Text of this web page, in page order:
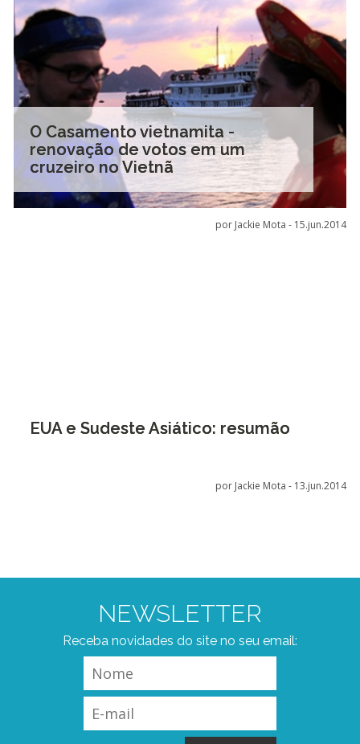
O Casamento vietnamita -
renovação de votos em um
cruzeiro no Vietnã
por Jackie Mota - 15.jun.2014
EUA e Sudeste Asiático: resumão
por Jackie Mota - 13.jun.2014
NEWSLETTER
Receba novidades do site no seu email: